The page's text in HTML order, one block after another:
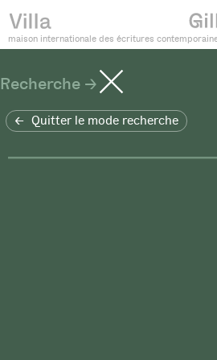
maison internationale des écritures
Recherche
Quitter le mode recherche